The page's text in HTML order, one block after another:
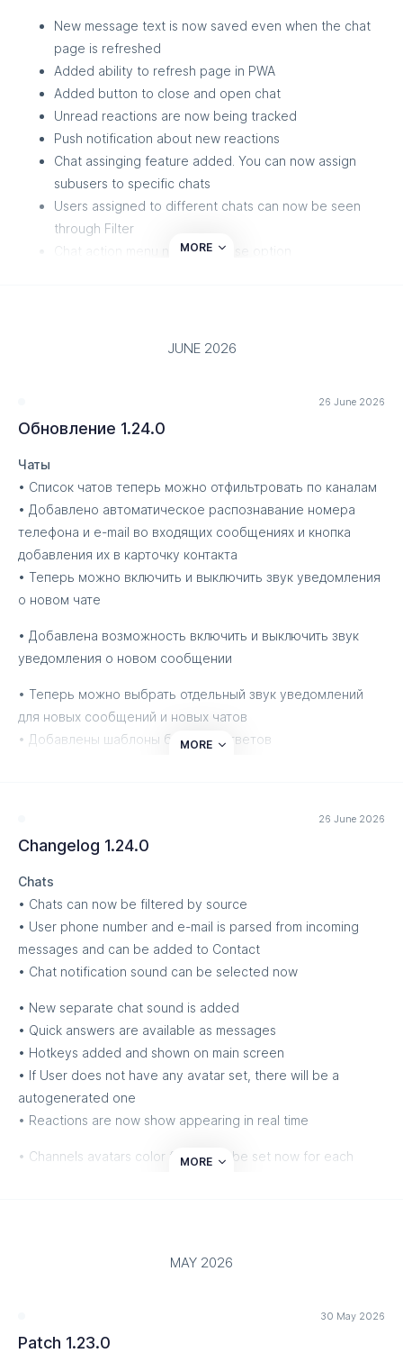
Каналы
Полностью реализована интеграция с WhatsApp
Business Account.
Добавлена возможность удалить первую группу
каналов, если их создано больше одной.
Платежи
Полностью обновлён дизайн страницы оплаты и
мини-страницы оплаты.
Добавлена возможность проверки подлинности
Полностью переработана история отправки
New message text is now saved even when the chat
page is refreshed
Added ability to refresh page in PWA
Added button to close and open chat
Unread reactions are now being tracked
Push notification about new reactions
Chat assinging feature added. You can now assign
subusers to specific chats
Users assigned to different chats can now be seen
through Filter
Chat action menu now has Close option
An ability to delete first channel group if there is more
Certificates are now generated automatically
Certificates can now be verified via QR code
Other
Send history was redesigned
MORE
JUNE 2026
26 June 2026
Обновление 1.24.0
Чаты
• Список чатов теперь можно отфильтровать по каналам
• Добавлено автоматическое распознавание номера
телефона и e-mail во входящих сообщениях и кнопка
добавления их в карточку контакта
• Теперь можно включить и выключить звук уведомления
о новом чате
• Добавлена возможность включить и выключить звук
уведомления о новом сообщении
• Теперь можно выбрать отдельный звук уведомлений
для новых сообщений и новых чатов
• Добавлены шаблоны быстрых ответов
зависимости от группы каналов
• Если чат открыт, то звук уведомлений не
воспроизводится.
когда вкладка или веб-апп не открыты
• Добавлена возможность добавлять к сообщения имя
пользователя
• Добавления фильтрация по И/ИЛИ
• Редизайн списка проектов
• Тelegram Бот - Добавлена функция рассылки по всем
MORE
26 June 2026
Changelog 1.24.0
Chats
• Chats can now be filtered by source
• User phone number and e-mail is parsed from incoming
messages and can be added to Contact
• Chat notification sound can be selected now
• New separate chat sound is added
• Quick answers are available as messages
• Hotkeys added and shown on main screen
• If User does not have any avatar set, there will be a
autogenerated one
• Reactions are now show appearing in real time
• Channels avatars color frame can be set now for each
Autosender projects were redesigned
MORE
MAY 2026
30 May 2026
Patch 1.23.0